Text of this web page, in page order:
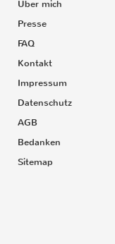
Über mich
Presse
FAQ
Kontakt
Impressum
Datenschutz
AGB
Bedanken
Sitemap